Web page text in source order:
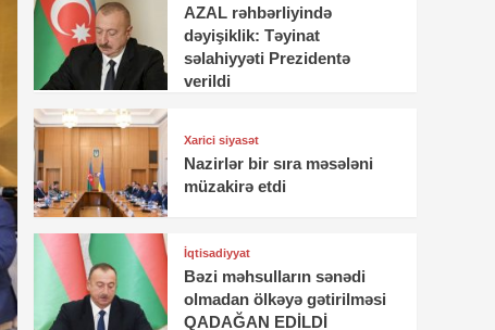
AZAL rəhbərliyində
dəyişiklik: Təyinat
səlahiyyəti Prezidentə
verildi
Xarici siyasət
Nazirlər bir sıra məsələni
müzakirə etdi
İqtisadiyyat
Bəzi məhsulların sənədi
olmadan ölkəyə gətirilməsi
QADAĞAN EDİLDİ